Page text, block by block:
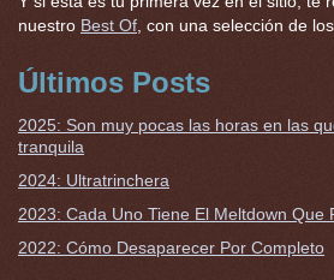
nuestro Best Of , con una selección de
Últimos Posts
2025: Son muy pocas las horas en las
tranquila
2024: Ultratrinchera
2023: Cada Uno Tiene El Meltdown Que
2022: Cómo Desaparecer Por Completo